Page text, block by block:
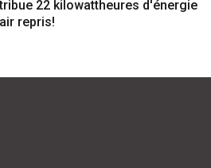
22 kilowattheures d'énergie
repris!